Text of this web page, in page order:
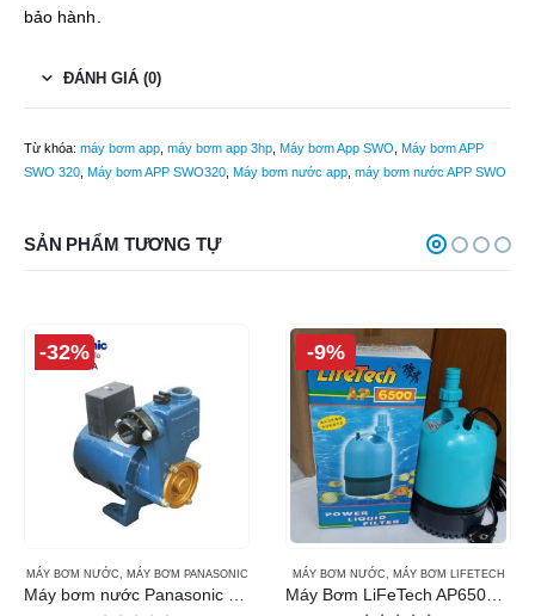
bảo hành.
ĐÁNH GIÁ (0)
Từ khóa: máy bơm app máy bơm app 3hp Máy bơm App SWO Máy bơm APP
SWO 320 Máy bơm APP SWO320 Máy bơm nước app máy bơm nước APP SWO
SẢN PHẨM TƯƠNG TỰ
-32%
MÁY BƠM NƯỚC, MÁY BƠM PANASONIC
Máy bơm nước Panasonic GP-350JA
-9%
MÁY BƠM NƯỚC, MÁY BƠM LIFETECH
Máy Bơm LiFeTech AP6500 (120W)